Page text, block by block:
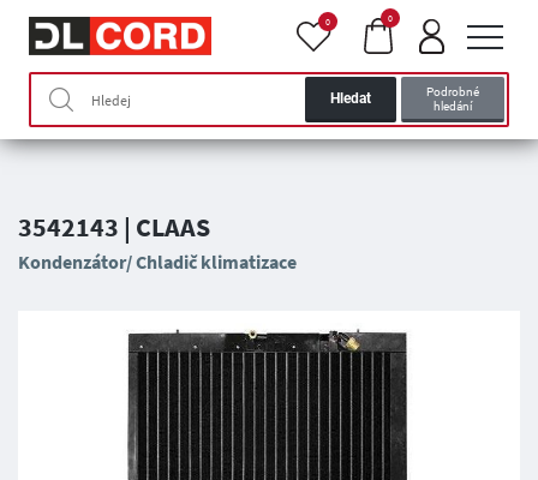
Hledat
Podrobné
hledání
0 0
3542143 | CLAAS
Kondenzátor/ Chladič klimatizace